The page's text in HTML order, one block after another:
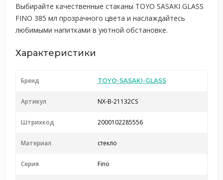
Выбирайте качественные стаканы TOYO SASAKI GLASS
FINO 385 мл прозрачного цвета и наслаждайтесь
любимыми напитками в уютной обстановке.
Характеристики
Бренд TOYO-SASAKI-GLASS
Артикул NX-B-21132CS
Штрихкод 2000102285556
Материал стекло
Серия Fino